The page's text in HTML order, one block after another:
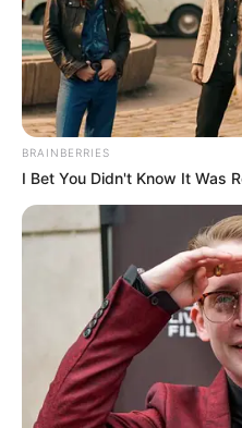
BRAINBERRIES
I Bet You Didn't Know It Was